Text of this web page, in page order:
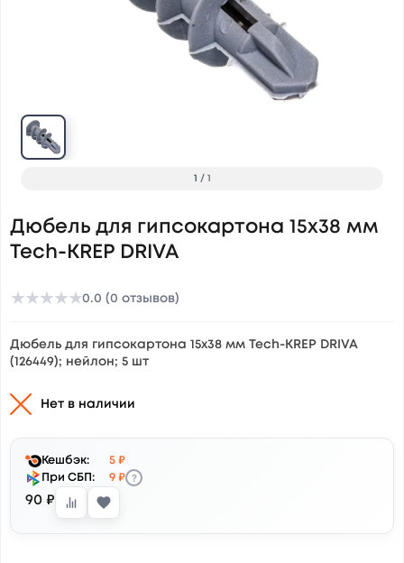
1 / 1
Дюбель для гипсокартона 15x38 мм
Tech-KREP DRIVA
★★★★★0.0 (0 отзывов)
Дюбель для гипсокартона 15x38 мм Tech-KREP DRIVA
(126449); нейлон; 5 шт
Нет в наличии
Кешбэк:
5 ₽
При СБП:
9 ₽ ?
90 ₽